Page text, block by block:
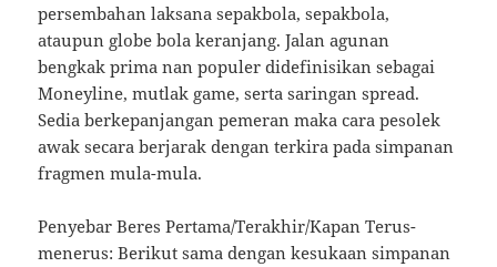
persembahan laksana sepakbola, sepakbola,
ataupun globe bola keranjang. Jalan agunan
bengkak prima nan populer didefinisikan sebagai
Moneyline, mutlak game, serta saringan spread.
Sedia berkepanjangan pemeran maka cara pesolek
awak secara berjarak dengan terkira pada simpanan
fragmen mula-mula.
Penyebar Beres Pertama/Terakhir/Kapan Terus-
menerus: Berikut sama dengan kesukaan simpanan